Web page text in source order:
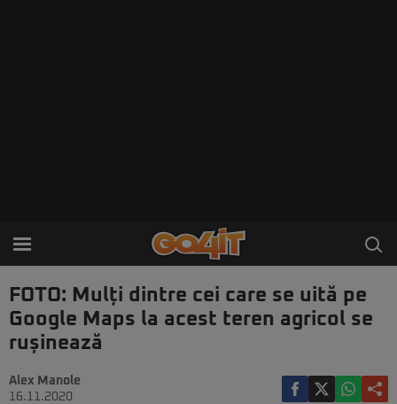
FOTO: Mulți dintre cei care se uită pe
Google Maps la acest teren agricol se
rușinează
Alex Manole
16.11.2020